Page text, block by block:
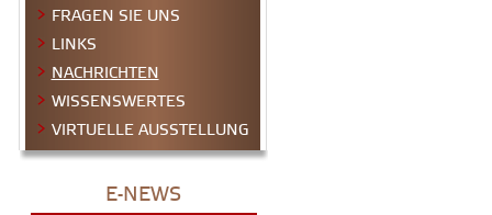
FRAGEN SIE UNS
LINKS
NACHRICHTEN
WISSENSWERTES
VIRTUELLE AUSSTELLUNG
E-NEWS